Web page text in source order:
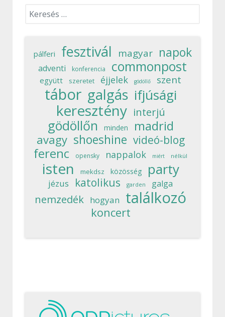
Keresés...
pálferi fesztivál magyar napok
adventi konferencia commonpost
együtt szeretet éjjelek gödöllő szent
tábor galgás ifjúsági
keresztény interjú
gödöllőn minden madrid
avagy shoeshine videó-blog
ferenc opensky nappalok miért nélkül
isten mekdsz közösség party
jézus katolikus garden galga
nemzedék hogyan találkozó
koncert